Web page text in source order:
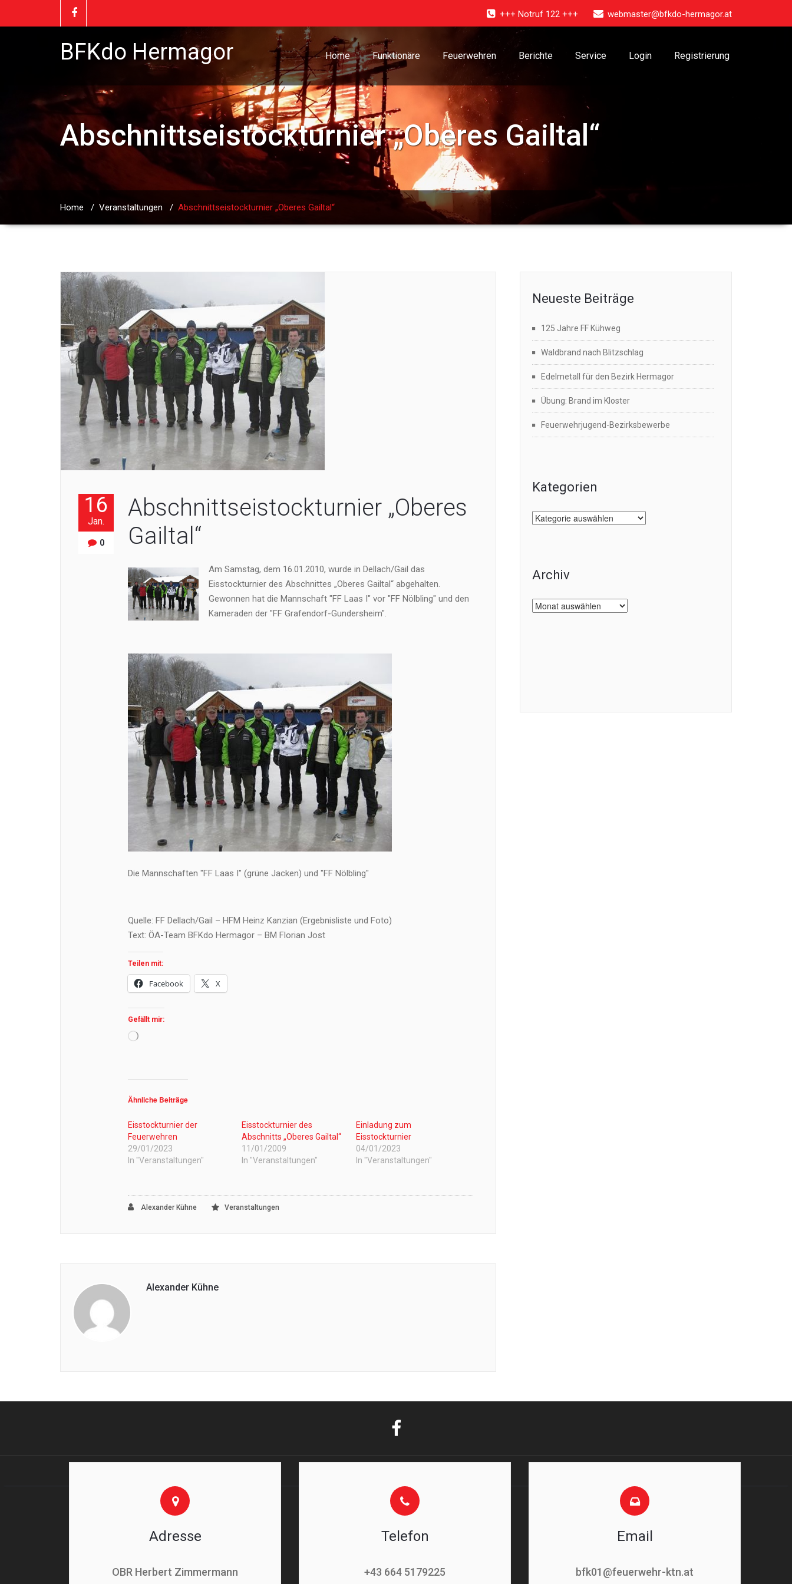
+++ Notruf 122 +++ webmaster@bfkdo-hermagor.at
BFKdo Hermagor Home Funktionäre Feuerwehren Berichte Service Login Registrierung
Abschnittseistockturnier „Oberes Gailtal“
Home / Veranstaltungen / Abschnittseistockturnier „Oberes Gailtal“
16
Jan.
0
Abschnittseistockturnier „Oberes
Gailtal“
Am Samstag, dem 16.01.2010, wurde in Dellach/Gail das
Eisstockturnier des Abschnittes „Oberes Gailtal“ abgehalten.
Gewonnen hat die Mannschaft "FF Laas I" vor "FF Nölbling" und den
Kameraden der "FF Grafendorf-Gundersheim".
Die Mannschaften "FF Laas I" (grüne Jacken) und "FF Nölbling"
Quelle: FF Dellach/Gail – HFM Heinz Kanzian (Ergebnisliste und Foto)
Text: ÖA-Team BFKdo Hermagor – BM Florian Jost
Teilen mit:
Facebook X
Gefällt mir:
Wird
Ähnliche Beiträge
Eisstockturnier der
Feuerwehren
29/01/2023
In "Veranstaltungen"
Eisstockturnier des
Abschnitts „Oberes Gailtal“
11/01/2009
In "Veranstaltungen"
Einladung zum
Eisstockturnier
04/01/2023
In "Veranstaltungen"
Alexander Kühne Veranstaltungen
Alexander Kühne
Neueste Beiträge
125 Jahre FF Kühweg
Waldbrand nach Blitzschlag
Edelmetall für den Bezirk Hermagor
Übung: Brand im Kloster
Feuerwehrjugend-Bezirksbewerbe
Kategorien
Kategorien
Archiv
Archiv
Adresse
OBR Herbert Zimmermann
Telefon
+43 664 5179225
Email
bfk01@feuerwehr-ktn.at